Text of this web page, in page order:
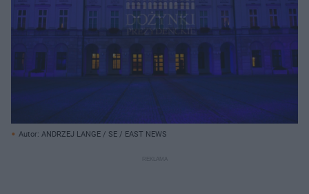
Autor: ANDRZEJ LANGE / SE / EAST NEWS